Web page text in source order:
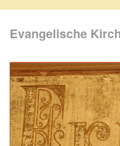
Evangelische